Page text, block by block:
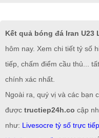
Kết quả bóng đá Iran U23
hôm nay. Xem chi tiết tỷ số
tiếp, chấm điểm cầu thủ...
chính xác nhất.
Ngoài ra, quý vị và các bạn
được tructiep24h.co cập
như: Livesocre tỷ số trực tiếp